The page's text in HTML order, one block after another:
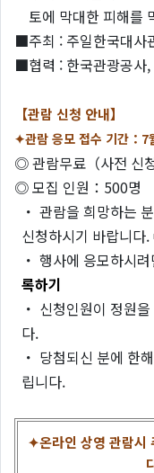
토에 막대한 피해를
■주최 : 주일한국대사
■협력 : 한국관광공사,
【관람 신청 안내】
✦관람 응모 접수 기간：
◎ 관람무료（사전 신청
◎ 모집 인원：500명
・ 관람을 희망하는
신청하시기 바랍니다.
・ 행사에 응모하시
록하기
・ 신청인원이 정원
다.
・ 당첨되신 분에 한
립니다.
✦온라인 상영 관람시